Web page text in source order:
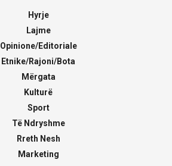
Hyrje
Lajme
Opinione/Editoriale
Etnike/Rajoni/Bota
Mërgata
Kulturë
Sport
Të Ndryshme
Rreth Nesh
Marketing